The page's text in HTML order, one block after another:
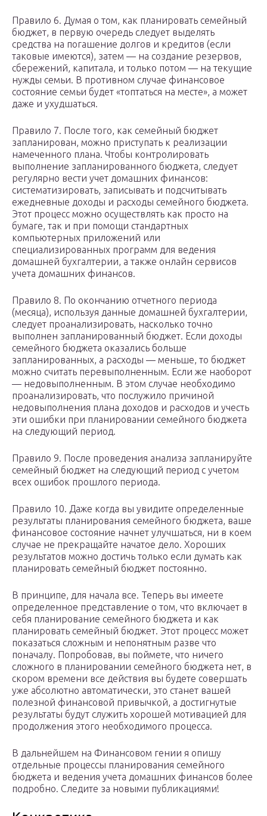
Правило 6. Думая о том, как планировать семейный
бюджет, в первую очередь следует выделять
средства на погашение долгов и кредитов (если
таковые имеются), затем — на создание резервов,
сбережений, капитала, и только потом — на текущие
нужды семьи. В противном случае финансовое
состояние семьи будет «топтаться на месте», а может
даже и ухудшаться.
Правило 7. После того, как семейный бюджет
запланирован, можно приступать к реализации
намеченного плана. Чтобы контролировать
выполнение запланированного бюджета, следует
регулярно вести учет домашних финансов:
систематизировать, записывать и подсчитывать
ежедневные доходы и расходы семейного бюджета.
Этот процесс можно осуществлять как просто на
бумаге, так и при помощи стандартных
компьютерных приложений или
специализированных программ для ведения
домашней бухгалтерии, а также онлайн сервисов
учета домашних финансов.
Правило 8. По окончанию отчетного периода
(месяца), используя данные домашней бухгалтерии,
следует проанализировать, насколько точно
выполнен запланированный бюджет. Если доходы
семейного бюджета оказались больше
запланированных, а расходы — меньше, то бюджет
можно считать перевыполненным. Если же наоборот
— недовыполненным. В этом случае необходимо
проанализировать, что послужило причиной
недовыполнения плана доходов и расходов и учесть
эти ошибки при планировании семейного бюджета
на следующий период.
Правило 9. После проведения анализа запланируйте
семейный бюджет на следующий период с учетом
всех ошибок прошлого периода.
Правило 10. Даже когда вы увидите определенные
результаты планирования семейного бюджета, ваше
финансовое состояние начнет улучшаться, ни в коем
случае не прекращайте начатое дело. Хороших
результатов можно достичь только если думать как
планировать семейный бюджет постоянно.
В принципе, для начала все. Теперь вы имеете
определенное представление о том, что включает в
себя планирование семейного бюджета и как
планировать семейный бюджет. Этот процесс может
показаться сложным и непонятным разве что
поначалу. Попробовав, вы поймете, что ничего
сложного в планировании семейного бюджета нет, в
скором времени все действия вы будете совершать
уже абсолютно автоматически, это станет вашей
полезной финансовой привычкой, а достигнутые
результаты будут служить хорошей мотивацией для
продолжения этого необходимого процесса.
В дальнейшем на Финансовом гении я опишу
отдельные процессы планирования семейного
бюджета и ведения учета домашних финансов более
подробно. Следите за новыми публикациями!